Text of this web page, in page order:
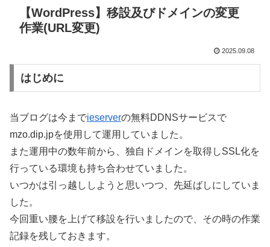
【WordPress】移設及びドメインの変更
作業(URL変更)
2025.09.08
はじめに
当ブログは今までieserverの無料DDNSサービスで
mzo.dip.jpを使用して運用していました。
また運用中の数年前から、独自ドメインを取得しSSL化を
行っている環境も持ち合わせていました。
いつかは引っ越ししようと思いつつ、先延ばしにしていま
した。
今回重い腰を上げて移設を行いましたので、その時の作業
記録を残しておきます。